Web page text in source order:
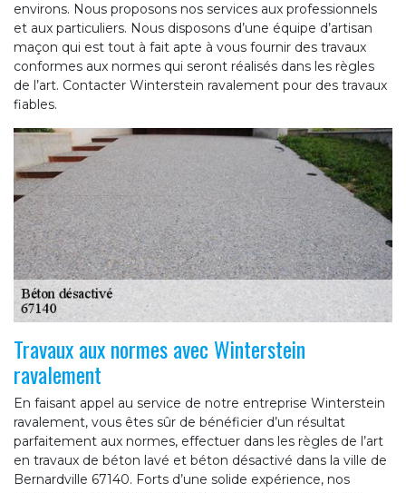
environs. Nous proposons nos services aux professionnels
et aux particuliers. Nous disposons d’une équipe d’artisan
maçon qui est tout à fait apte à vous fournir des travaux
conformes aux normes qui seront réalisés dans les règles
de l’art. Contacter Winterstein ravalement pour des travaux
fiables.
Travaux aux normes avec Winterstein
ravalement
En faisant appel au service de notre entreprise Winterstein
ravalement, vous êtes sûr de bénéficier d’un résultat
parfaitement aux normes, effectuer dans les règles de l’art
en travaux de béton lavé et béton désactivé dans la ville de
Bernardville 67140. Forts d’une solide expérience, nos